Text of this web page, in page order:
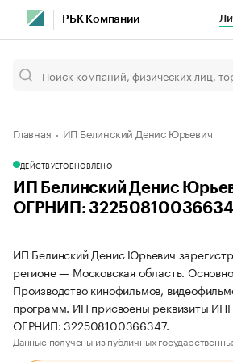
РБК Компании
Главная ИП Белинский Денис Юрьевич
ДЕЙСТВУЕТОБНОВЛЕНО
ИП Белинский Денис
ОГРНИП:
ИП Белинский Денис Юрьевич
регионе — Московская область.
Производство кинофильмов,
программ. ИП присвоены реквизиты
ОГРНИП: 322508100366347.
Данные получены из публичных